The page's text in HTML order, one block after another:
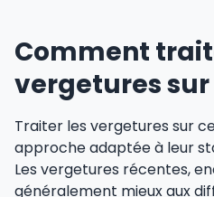
Comment
vergetures
Traiter les vergetures sur
approche adaptée à leur
Les vergetures récentes,
généralement mieux aux